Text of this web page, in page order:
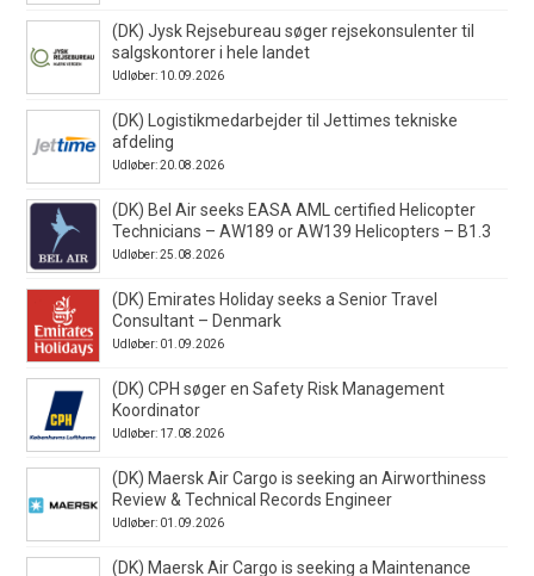
(DK) Jysk Rejsebureau søger rejsekonsulenter til
salgskontorer i hele landet
Udløber: 10.09.2026
(DK) Logistikmedarbejder til Jettimes tekniske
afdeling
Udløber: 20.08.2026
(DK) Bel Air seeks EASA AML certified Helicopter
Technicians – AW189 or AW139 Helicopters – B1.3
Udløber: 25.08.2026
(DK) Emirates Holiday seeks a Senior Travel
Consultant – Denmark
Udløber: 01.09.2026
(DK) CPH søger en Safety Risk Management
Koordinator
Udløber: 17.08.2026
(DK) Maersk Air Cargo is seeking an Airworthiness
Review & Technical Records Engineer
Udløber: 01.09.2026
(DK) Maersk Air Cargo is seeking a Maintenance